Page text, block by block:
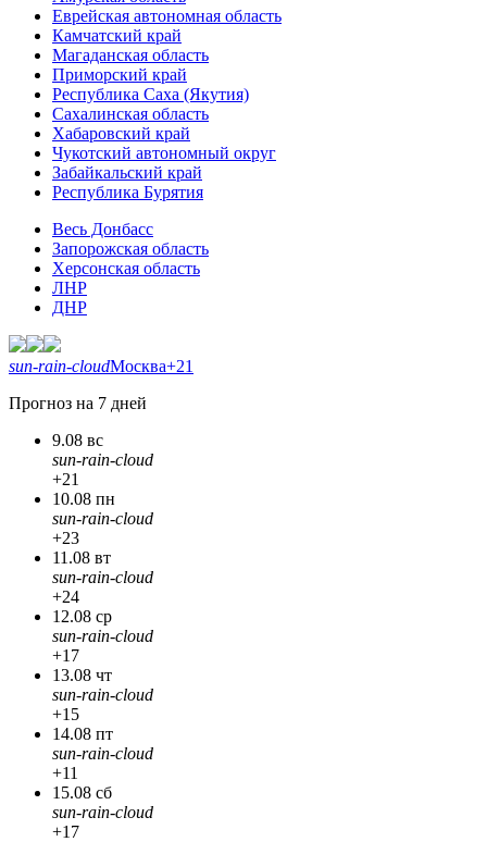
Еврейская автономная область
Камчатский край
Магаданская область
Приморский край
Республика Саха (Якутия)
Сахалинская область
Хабаровский край
Чукотский автономный округ
Забайкальский край
Республика Бурятия
Весь Донбасс
Запорожская область
Херсонская область
ЛНР
ДНР
sun-rain-cloudМосква+21
Прогноз на 7 дней
9.08 вс
sun-rain-cloud
+21
10.08 пн
sun-rain-cloud
+23
11.08 вт
sun-rain-cloud
+24
12.08 ср
sun-rain-cloud
+17
13.08 чт
sun-rain-cloud
+15
14.08 пт
sun-rain-cloud
+11
15.08 сб
sun-rain-cloud
+17